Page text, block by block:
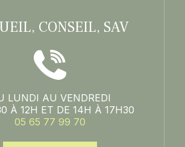
CONSEIL, SAV
LUNDI AU VENDREDI
À 12H ET DE 14H À 17H30
05 65 77 99 70